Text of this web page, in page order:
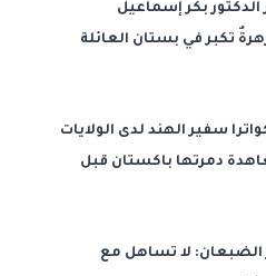
بكر إسماعيل
تكبر في بستان العائلة
سفير الهند لدى الولايات
دمرتها باكستان قبل
الضبعان: لا تساهل مع